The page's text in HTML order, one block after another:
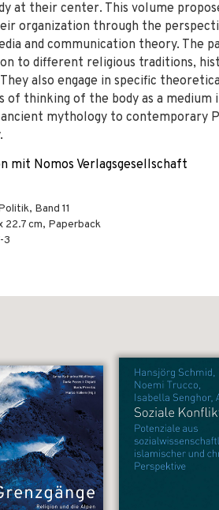
at their center. This volume
organization through the
and communication theory. The
to different religious traditions,
also engage in specific
of thinking of the body as a medium
mythology to contemporary
mit Nomos Verlagsgesellschaft
Band 11
22.7 cm, Paperback
3